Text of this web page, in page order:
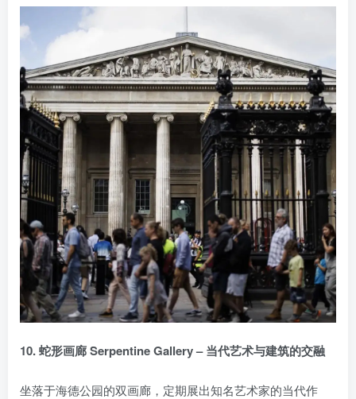
10. 蛇形画廊 Serpentine Gallery – 当代艺术与建筑的交融
坐落于海德公园的双画廊，定期展出知名艺术家的当代作